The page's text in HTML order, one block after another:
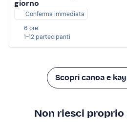
giorno
Conferma immediata
6 ore
1-12 partecipanti
Scopri canoa e
Non riesci proprio